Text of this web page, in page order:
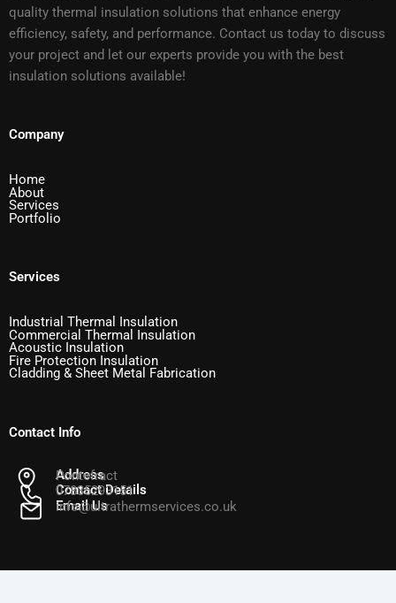
quality thermal insulation solutions that enhance energy
efficiency, safety, and performance. Contact us today to discuss
your project and let our experts provide you with the best
insulation solutions available!
Company
Home
About
Services
Portfolio
Services
Industrial Thermal Insulation
Commercial Thermal Insulation
Acoustic Insulation
Fire Protection Insulation
Cladding & Sheet Metal Fabrication
Contact Info
Address
Pontefract
Contact Details
07835293151
Email Us
info@ultrathermservices.co.uk